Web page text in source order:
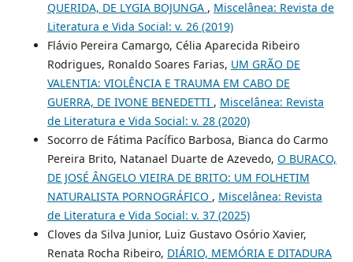
QUERIDA, DE LYGIA BOJUNGA , Miscelânea: Revista de
Literatura e Vida Social: v. 26 (2019)
Flávio Pereira Camargo, Célia Aparecida Ribeiro
Rodrigues, Ronaldo Soares Farias, UM GRÃO DE
VALENTIA: VIOLÊNCIA E TRAUMA EM CABO DE
GUERRA, DE IVONE BENEDETTI , Miscelânea: Revista
de Literatura e Vida Social: v. 28 (2020)
Socorro de Fátima Pacífico Barbosa, Bianca do Carmo
Pereira Brito, Natanael Duarte de Azevedo, O BURACO,
DE JOSÉ ÂNGELO VIEIRA DE BRITO: UM FOLHETIM
NATURALISTA PORNOGRÁFICO , Miscelânea: Revista
de Literatura e Vida Social: v. 37 (2025)
Cloves da Silva Junior, Luiz Gustavo Osório Xavier,
Renata Rocha Ribeiro, DIÁRIO, MEMÓRIA E DITADURA